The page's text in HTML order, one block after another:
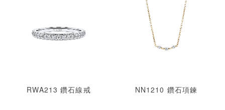
RWA213 鑽石線戒 NN1210 鑽石項鍊